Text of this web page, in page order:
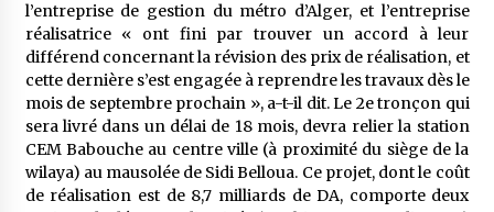
Tradition orale/ D’où viennent les contes et à
5 ans ago
l’entreprise de gestion du métro d’Alger, et l’entreprise
réalisatrice « ont fini par trouver un accord à leur
différend concernant la révision des prix de réalisation, et
cette dernière s’est engagée à reprendre les travaux dès le
mois de septembre prochain », a-t-il dit. Le 2e tronçon qui
sera livré dans un délai de 18 mois, devra relier la station
CEM Babouche au centre ville (à proximité du siège de la
wilaya) au mausolée de Sidi Belloua. Ce projet, dont le coût
de réalisation est de 8,7 milliards de DA, comporte deux